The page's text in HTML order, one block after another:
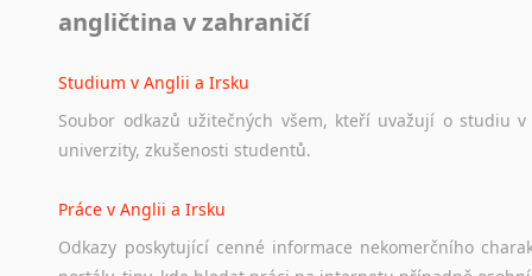
Ať už se jedná o česká diskusní
angličtina v zahraničí
Studium v Anglii a Irsku
Soubor odkazů užitečných všem, kteří uvažují o studiu v
univerzity, zkušenosti studentů.
Práce v Anglii a Irsku
Odkazy poskytující cenné informace nekomerčního